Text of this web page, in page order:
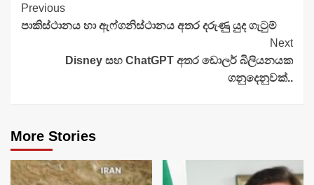
Continue
Reading
Previous
පාකිස්ථානය හා ඇෆ්ගනිස්ථානය අතර දරුණු යුද ගැටුම්
Next
Disney සහ ChatGPT අතර ඩොලර් බිලියනයක
ගනුදෙනුවක්..
More Stories